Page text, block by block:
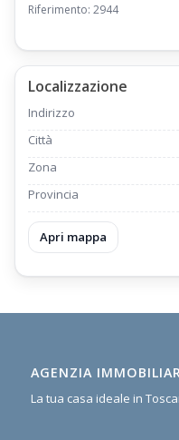
Riferimento: 2944
Localizzazione
Indirizzo
Città
Zona
Provincia
Apri mappa
AGENZIA
La tua casa ideale in